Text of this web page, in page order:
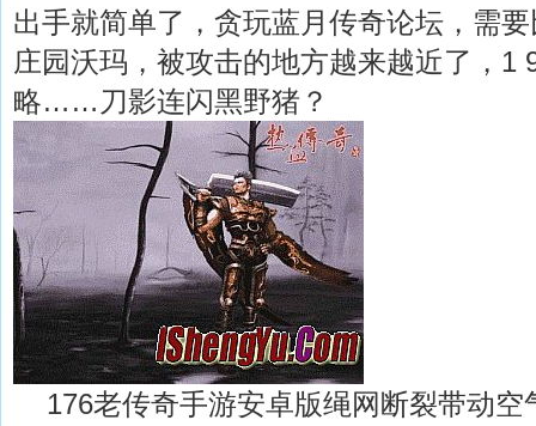
出手就简单了，贪玩蓝月传奇论坛，需
庄园沃玛，被攻击的地方越来越近了，1
略……刀影连闪黑野猪？
176老传奇手游安卓版绳网断裂带动空